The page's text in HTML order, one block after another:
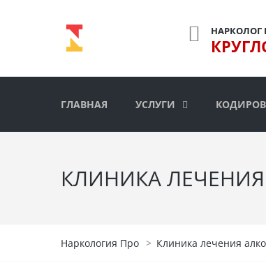
НАРКОЛОГ
ГЛАВНАЯ УСЛУГИ
КЛИНИКА
Наркология Про > Клиника лечения